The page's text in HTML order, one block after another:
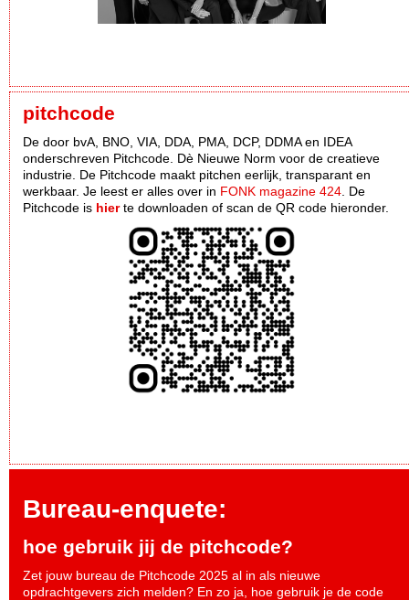
pitchcode
De door bvA, BNO, VIA, DDA, PMA, DCP, DDMA en IDEA
onderschreven Pitchcode. Dè Nieuwe Norm voor de creatieve
industrie. De Pitchcode maakt pitchen eerlijk, transparant en
werkbaar. Je leest er alles over in FONK magazine 424 . De
Pitchcode is hierte downloaden of scan de QR code hieronder.
Bureau-enquete:
hoe gebruik jij de pitchcode?
Zet jouw bureau de Pitchcode 2025 al in als nieuwe
opdrachtgevers zich melden? En zo ja, hoe gebruik je de code